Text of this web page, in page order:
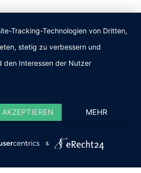
Tracking-Technologien von Dritten,
stetig zu verbessern und
den Interessen der Nutzer
AKZEPTIEREN MEHR
&